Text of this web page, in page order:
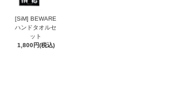
[SiM] BEWARE
ハンドタオルセ
ット
1,800円(税込)